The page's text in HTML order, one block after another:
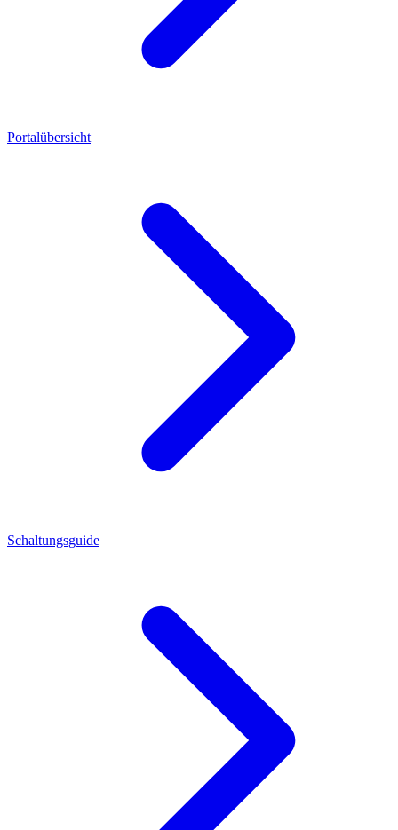
Portalübersicht
Schaltungsguide